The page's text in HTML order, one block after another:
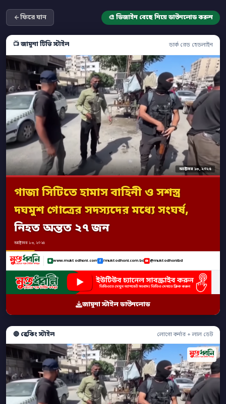
ফিরে যান 🎨 ডিজাইন বেছে নিয়ে ডাউনলোড করুন
📺 জামুনা টিভি স্টাইল ডার্ক রেড হেডলাইন
অক্টোবর ১৩, ২০২৫
গাজা সিটিতে হামাস বাহিনী ও সশস্ত্র
দঘমুশ গোত্রের সদস্যদের মধ্যে সংঘর্ষ,
নিহত অন্তত ২৭ জন
অক্টোবর ১৩, ২০২৫
www.muktodhoni.com /muktodhoni.com.bd @muktodhonibd
জামুনা স্টাইল ডাউনলোড
🔴 ব্রেকিং স্টাইল লোগো কর্নার + লাল ডেট